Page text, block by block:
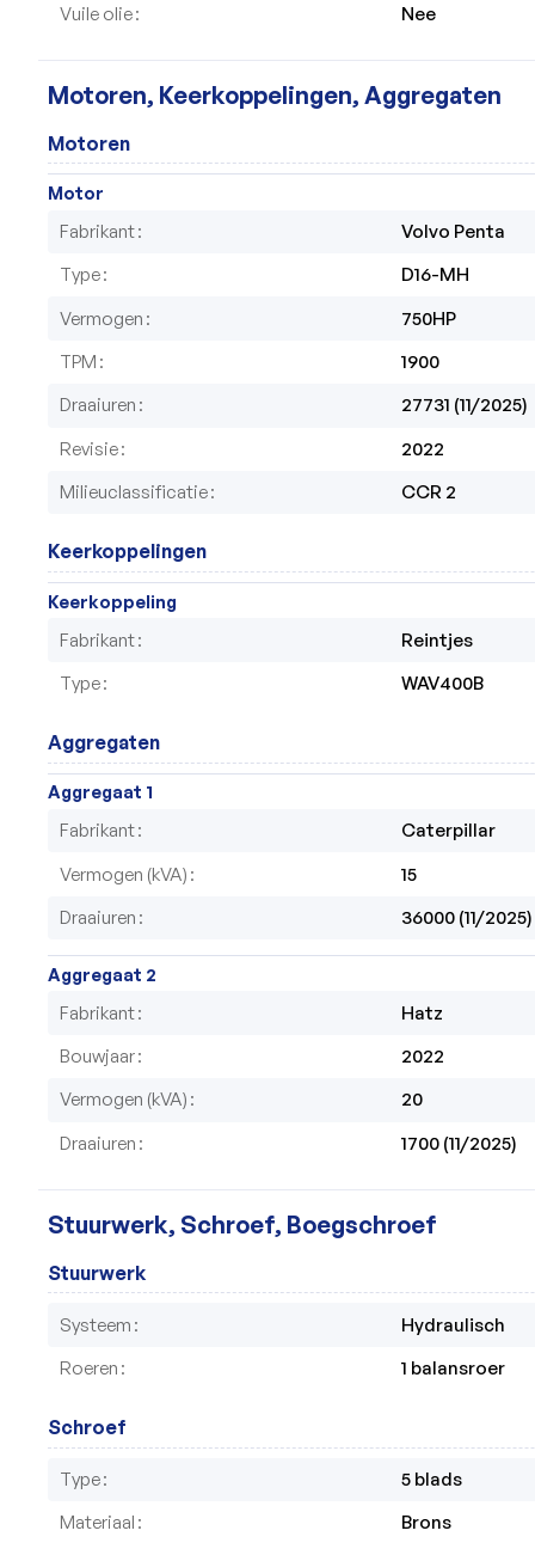
Vuile olie
Nee
Motoren, Keerkoppelingen, Aggregaten
Motoren
Motor
Fabrikant
Volvo Penta
Type
D16-MH
Vermogen
750HP
TPM
1900
Draaiuren
27731 (11/2025)
Revisie
2022
Milieuclassificatie
CCR 2
Keerkoppelingen
Keerkoppeling
Fabrikant
Reintjes
Type
WAV400B
Aggregaten
Aggregaat 1
Fabrikant
Caterpillar
Vermogen (kVA)
15
Draaiuren
36000 (11/2025)
Aggregaat 2
Fabrikant
Hatz
Bouwjaar
2022
Vermogen (kVA)
20
Draaiuren
1700 (11/2025)
Stuurwerk, Schroef, Boegschroef
Stuurwerk
Systeem
Hydraulisch
Roeren
1 balansroer
Schroef
Type
5 blads
Materiaal
Brons